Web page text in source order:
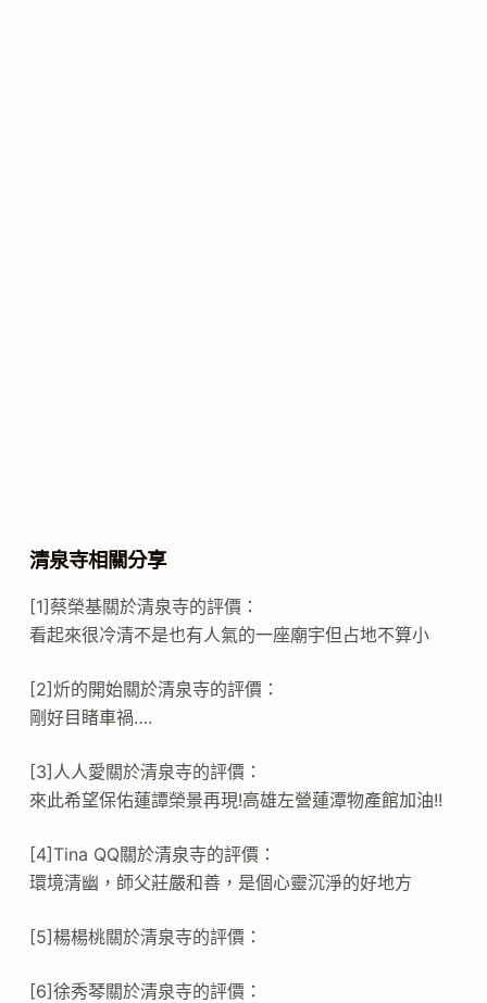
清泉寺相關分享
[1]蔡榮基關於清泉寺的評價：
看起來很冷清不是也有人氣的一座廟宇但占地不算小
[2]炘的開始關於清泉寺的評價：
剛好目睹車禍….
[3]人人愛關於清泉寺的評價：
來此希望保佑蓮譚榮景再現!高雄左營蓮潭物產館加油!!
[4]Tina QQ關於清泉寺的評價：
環境清幽，師父莊嚴和善，是個心靈沉淨的好地方
[5]楊楊桃關於清泉寺的評價：
[6]徐秀琴關於清泉寺的評價：